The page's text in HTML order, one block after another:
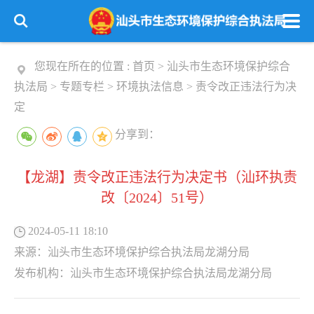
您现在所在的位置 : 首页 > 汕头市生态环境保护综合
执法局 > 专题专栏 > 环境执法信息 > 责令改正违法行为决
定
分享到：
【龙湖】责令改正违法行为决定书（汕环执责
改〔2024〕51号）
2024-05-11 18:10
来源： 汕头市生态环境保护综合执法局龙湖分局
发布机构： 汕头市生态环境保护综合执法局龙湖分局